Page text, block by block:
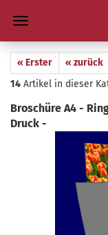
« Erster « zurück
14 Artikel in dieser
Bro­schü­re A4 -
Druck -